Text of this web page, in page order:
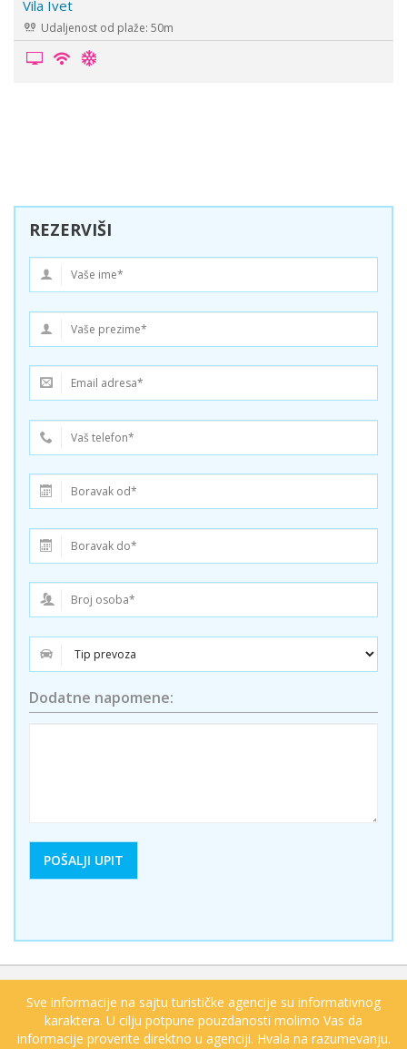
Vila Stavros & Marija
Udaljenost od plaže: 150m
REZERVIŠI
Dodatne napomene:
Sve informacije na sajtu turističke agencije su informativnog
karaktera. U cilju potpune pouzdanosti molimo Vas da
informacije proverite direktno u agenciji. Hvala na razumevanju.